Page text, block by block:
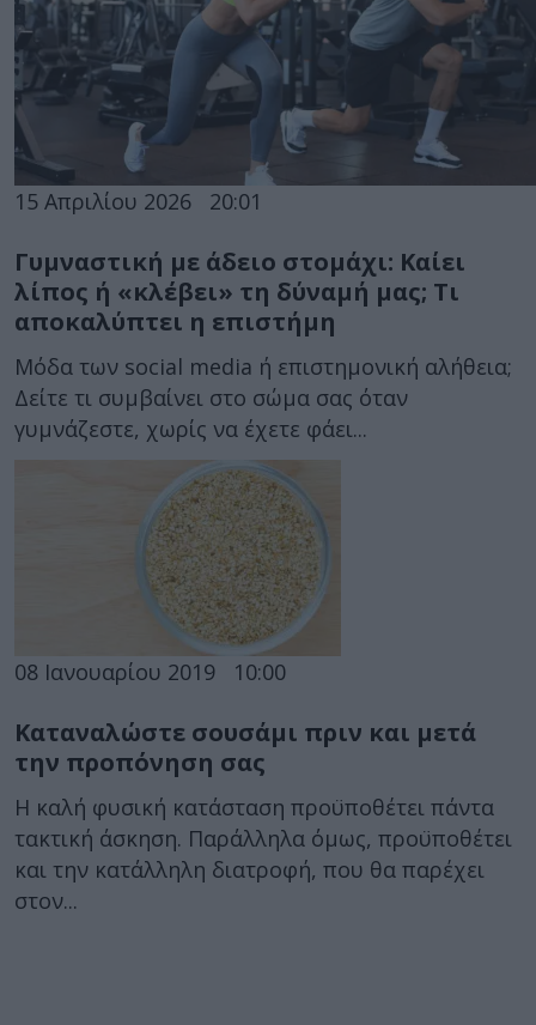
15 Απριλίου 2026 20:01
Γυμναστική με άδειο στομάχι: Καίει
λίπος ή «κλέβει» τη δύναμή μας; Τι
αποκαλύπτει η επιστήμη
Μόδα των social media ή επιστημονική αλήθεια;
Δείτε τι συμβαίνει στο σώμα σας όταν
γυμνάζεστε, χωρίς να έχετε φάει...
08 Ιανουαρίου 2019 10:00
Καταναλώστε σουσάμι πριν και μετά
την προπόνηση σας
Η καλή φυσική κατάσταση προϋποθέτει πάντα
τακτική άσκηση. Παράλληλα όμως, προϋποθέτει
και την κατάλληλη διατροφή, που θα παρέχει
στον...